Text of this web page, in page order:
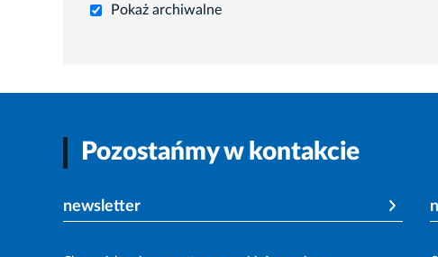
Pokaż archiwalne
Pozostańmy w kontakcie
newsletter